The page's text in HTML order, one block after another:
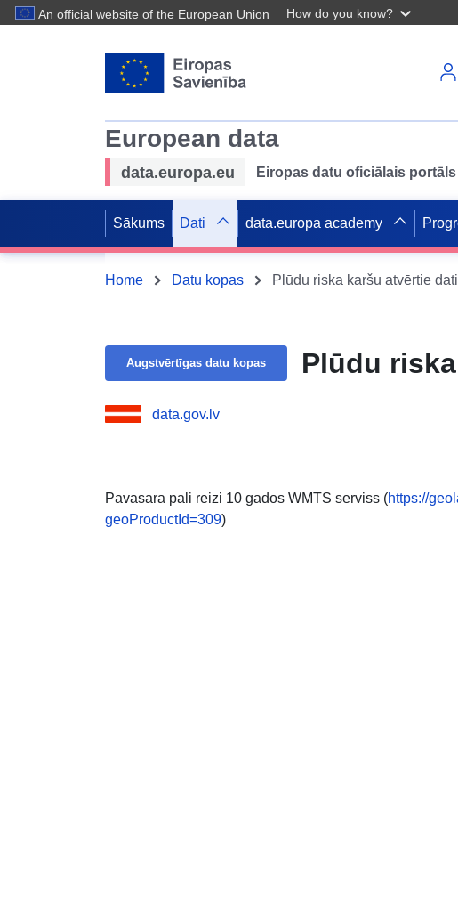
An official website of the European Union How do you know?
European data
data.europa.eu Eiropas datu oficiālais portāls
Sākums Dati data.europa academy
Home Datu kopas Plūdu riska karšu atvērtie
Augstvērtīgas datu kopas Plūdu
data.gov.lv
Pavasara pali reizi 10 gados WMTS serviss (https://
geoProductId=309)